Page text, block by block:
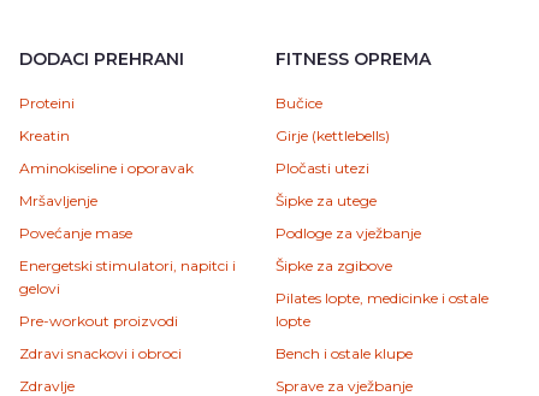
DODACI PREHRANI
Proteini
Kreatin
Aminokiseline i oporavak
Mršavljenje
Povećanje mase
Energetski stimulatori, napitci i
gelovi
Pre-workout proizvodi
Zdravi snackovi i obroci
Zdravlje
FITNESS OPREMA
Bučice
Girje (kettlebells)
Pločasti utezi
Šipke za utege
Podloge za vježbanje
Šipke za zgibove
Pilates lopte, medicinke i ostale
lopte
Bench i ostale klupe
Sprave za vježbanje